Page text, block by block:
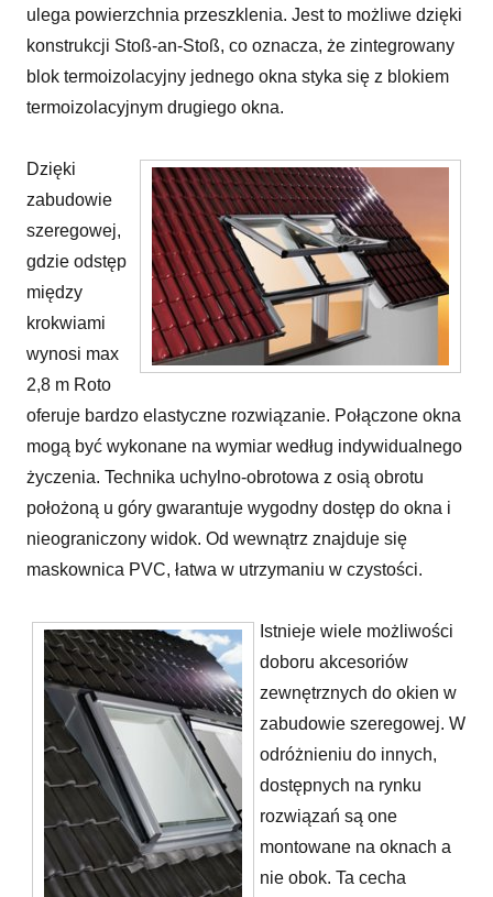
ulega powierzchnia przeszklenia. Jest to możliwe dzięki
konstrukcji Stoß-an-Stoß, co oznacza, że zintegrowany
blok termoizolacyjny jednego okna styka się z blokiem
termoizolacyjnym drugiego okna.
Dzięki
zabudowie
szeregowej,
gdzie odstęp
między
krokwiami
wynosi max
2,8 m Roto
oferuje bardzo elastyczne rozwiązanie. Połączone okna
mogą być wykonane na wymiar według indywidualnego
życzenia. Technika uchylno-obrotowa z osią obrotu
położoną u góry gwarantuje wygodny dostęp do okna i
nieograniczony widok. Od wewnątrz znajduje się
maskownica PVC, łatwa w utrzymaniu w czystości.
Istnieje wiele możliwości
doboru akcesoriów
zewnętrznych do okien w
zabudowie szeregowej. W
odróżnieniu do innych,
dostępnych na rynku
rozwiązań są one
montowane na oknach a
nie obok. Ta cecha